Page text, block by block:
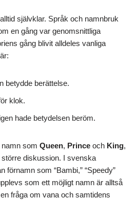
självklar. Språk och namnbruk
en gång var genomsnittliga
gång blivit alldeles vanliga
betydde berättelse.
klok.
hade betydelsen beröm.
som Queen, Prince och King,
diskussion. I svenska
förnamn som “Bambi,” “Speedy”
som ett möjligt namn är alltså
fråga om vana och samtidens